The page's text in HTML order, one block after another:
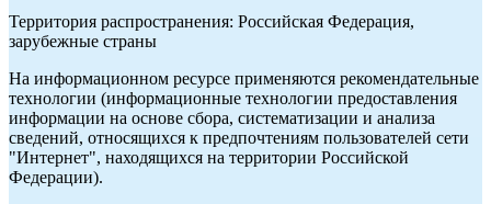
Территория распространения: Российская Федерация,
зарубежные страны
На информационном ресурсе применяются рекомендательные
технологии (информационные технологии предоставления
информации на основе сбора, систематизации и анализа
сведений, относящихся к предпочтениям пользователей сети
"Интернет", находящихся на территории Российской
Федерации).